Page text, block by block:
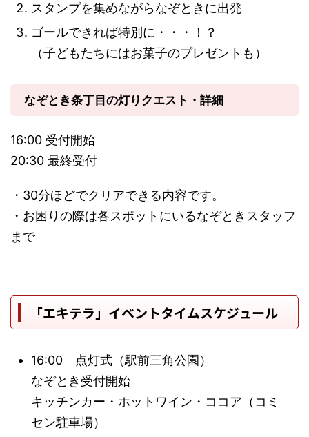
スタンプを集めながらなぞときに出発
ゴールできれば特別に・・・！？
（子どもたちにはお菓子のプレゼントも）
なぞとき条丁目の灯りクエスト・詳細
16:00 受付開始
20:30 最終受付
・30分ほどでクリアできる内容です。
・お困りの際は各スポットにいるなぞときスタッフ
まで
「エキテラ」イベントタイムスケジュール
16:00 点灯式（駅前三角公園）
なぞとき受付開始
キッチンカー・ホットワイン・ココア（コミ
セン駐車場）